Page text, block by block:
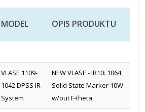
MODEL OPIS PRODUKTU
VLASE 1109-
1042 DPSS IR
System
NEW VLASE - IR10: 1064
Solid State Marker 10W
w/out F-theta